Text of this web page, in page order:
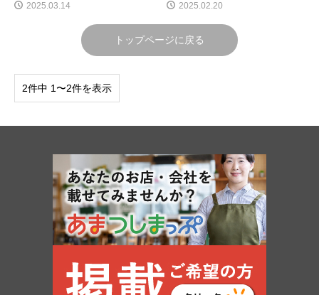
2025.03.14
2025.02.20
トップページに戻る
2件中 1〜2件を表示